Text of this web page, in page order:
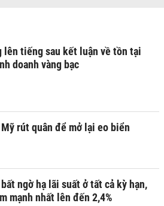
lên tiếng sau kết luận về tồn tại
doanh vàng bạc
rút quân để mở lại eo biển
ngờ hạ lãi suất ở tất cả kỳ hạn,
mạnh nhất lên đến 2,4%